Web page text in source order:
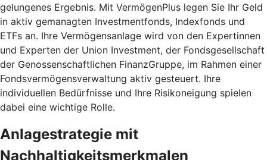
gelungenes Ergebnis. Mit VermögenPlus legen Sie Ihr Geld
in aktiv gemanagten Investmentfonds, Indexfonds und
ETFs an. Ihre Vermögensanlage wird von den Expertinnen
und Experten der Union Investment, der Fondsgesellschaft
der Genossenschaftlichen FinanzGruppe, im Rahmen einer
Fondsvermögensverwaltung aktiv gesteuert. Ihre
individuellen Bedürfnisse und Ihre Risikoneigung spielen
dabei eine wichtige Rolle.
Anlagestrategie mit
Nachhaltigkeitsmerkmalen